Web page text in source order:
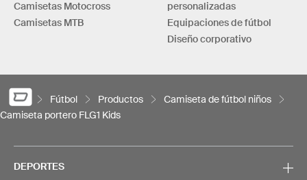
Camisetas Motocross
Camisetas MTB
personalizadas
Equipaciones de fútbol
Diseño corporativo
Fútbol Productos
Camiseta de fútbol niños
Camiseta portero FLG1 Kids
DEPORTES